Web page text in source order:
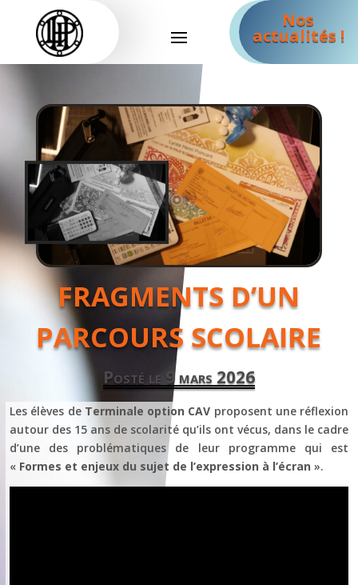
Nos
actualités !
FRAGMENTS D’UN
PARCOURS SCOLAIRE
Posté le 9 mars 2026
Les élèves de Terminale option CAV proposent une réflexion
autour des 15 ans de scolarité qu’ils ont vécus, dans le cadre
d’une des problématiques de leur programme qui est
« Formes et enjeux du sujet de l’expression à l’écran ».